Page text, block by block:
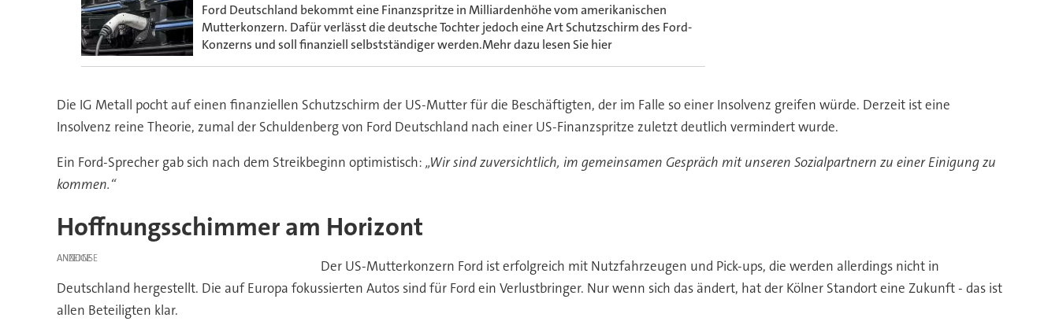
Ford Deutschland bekommt eine Finanzspritze in Milliardenhöhe vom amerikanischen
Mutterkonzern. Dafür verlässt die deutsche Tochter jedoch eine Art Schutzschirm des Ford-
Konzerns und soll finanziell selbstständiger werden.Mehr dazu lesen Sie hier
Die IG Metall pocht auf einen finanziellen Schutzschirm der US-Mutter für die Beschäftigten, der im Falle so einer Insolvenz greifen würde. Derzeit ist eine
Insolvenz reine Theorie, zumal der Schuldenberg von Ford Deutschland nach einer US-Finanzspritze zuletzt deutlich vermindert wurde.
Ein Ford-Sprecher gab sich nach dem Streikbeginn optimistisch: „Wir sind zuversichtlich, im gemeinsamen Gespräch mit unseren Sozialpartnern zu einer Einigung zu
kommen.“
Hoffnungsschimmer am Horizont
ANZEIGE
Der US-Mutterkonzern Ford ist erfolgreich mit Nutzfahrzeugen und Pick-ups, die werden allerdings nicht in
Deutschland hergestellt. Die auf Europa fokussierten Autos sind für Ford ein Verlustbringer. Nur wenn sich das ändert, hat der Kölner Standort eine Zukunft - das ist
allen Beteiligten klar.